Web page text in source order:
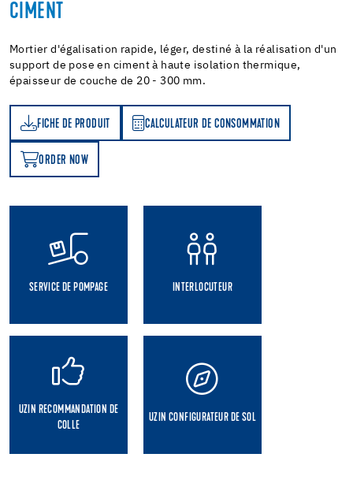
CIMENT
Mortier d'égalisation rapide, léger, destiné à la réalisation d'un
support de pose en ciment à haute isolation thermique,
épaisseur de couche de 20 - 300 mm.
FICHE DE PRODUIT CALCULATEUR DE CONSOMMATION
DE CONSOMMATION
ORDER NOW
SERVICE DE POMPAGE INTERLOCUTEUR
UZIN RECOMMANDATION DE
COLLE
UZIN CONFIGURATEUR DE SOL